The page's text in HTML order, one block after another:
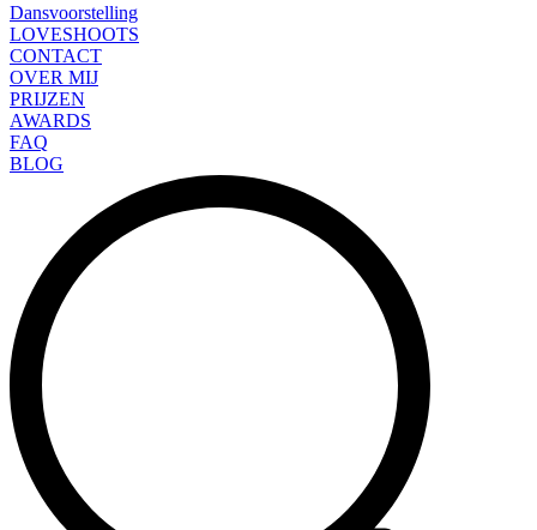
Dansvoorstelling
LOVESHOOTS
CONTACT
OVER MIJ
PRIJZEN
AWARDS
FAQ
BLOG